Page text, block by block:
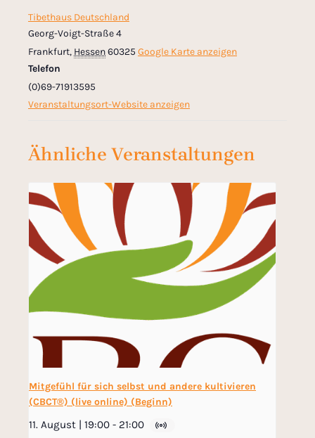
Tibethaus Deutschland
Georg-Voigt-Straße 4
Frankfurt, Hessen60325 Google Karte anzeigen
Telefon
(0)69-71913595
Veranstaltungsort-Website anzeigen
Ähnliche Veranstaltungen
Mitgefühl für sich selbst und andere kultivieren
(CBCT®) (live online) (Beginn)
11. August | 19:00 - 21:00